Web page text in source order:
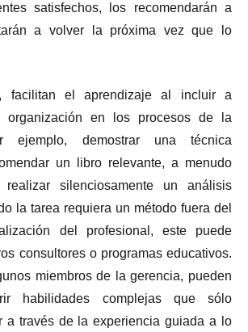
satisfechos, los recomendarán a
a volver la próxima vez que lo
facilitan el aprendizaje al incluir a
organización en los procesos de la
ejemplo, demostrar una técnica
un libro relevante, a menudo
silenciosamente un análisis
la tarea requiera un método fuera del
del profesional, este puede
consultores o programas educativos.
miembros de la gerencia, pueden
habilidades complejas que sólo
a través de la experiencia guiada a lo